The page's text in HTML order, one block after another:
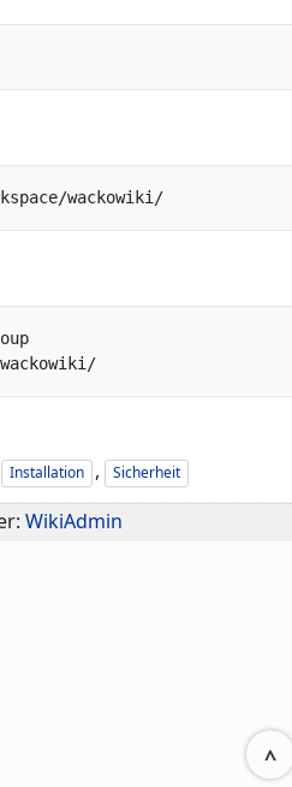
Installation , Sicherheit
WikiAdmin